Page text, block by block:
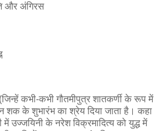
और अंगिरस
कभी-कभी गौतमीपुत्र शातकर्णी के रूप में
शक के शुभारंभ का श्रेय दिया जाता है। कहा
में उज्जयिनी के नरेश विक्रमादित्य को युद्ध में